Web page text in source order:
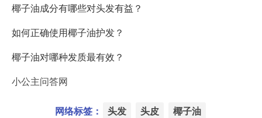
椰子油成分有哪些对头发有益？
如何正确使用椰子油护发？
椰子油对哪种发质最有效？
小公主问答网
网络标签： 头发 头皮 椰子油